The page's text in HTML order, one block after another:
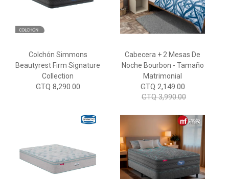
Colchón Simmons
Beautyrest Firm Signature
Collection
GTQ 8,290.00
Cabecera + 2 Mesas De
Noche Bourbon - Tamaño
Matrimonial
GTQ 2,149.00
GTQ 3,990.00